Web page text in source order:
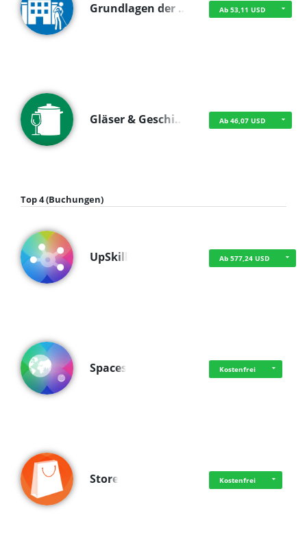
Grundlagen der … Ab 53,11 USD
Gläser & Geschi… Ab 46,07 USD
Top 4 (Buchungen)
UpSkill Ab 577,24 USD
Spaces Kostenfrei
Store Kostenfrei